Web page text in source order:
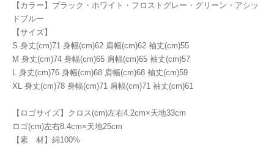
【カラー】ブラック・ホワイト・フロストグレー・グリーン・アシッ
ドブルー
【サイズ】
S 身丈(cm)71 身幅(cm)62 肩幅(cm)62 袖丈(cm)55
M 身丈(cm)74 身幅(cm)65 肩幅(cm)65 袖丈(cm)57
L 身丈(cm)76 身幅(cm)68 肩幅(cm)68 袖丈(cm)59
XL 身丈(cm)78 身幅(cm)71 肩幅(cm)71 袖丈(cm)61
【ロゴサイズ】クロス(cm)左右4.2cm×天地33cm
ロゴ(cm)左右8.4cm×天地25cm
【素 材】綿100%